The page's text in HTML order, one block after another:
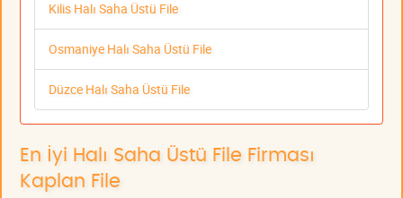
Kilis Halı Saha Üstü File
Osmaniye Halı Saha Üstü File
Düzce Halı Saha Üstü File
En İyi Halı Saha Üstü File Firması
Kaplan File